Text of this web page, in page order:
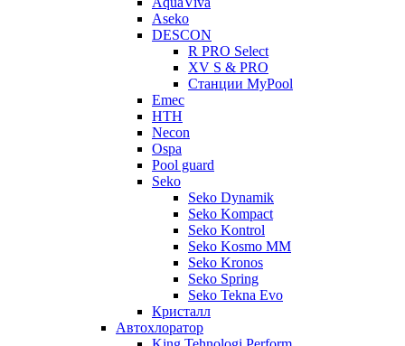
Aseko
DESCON
R PRO Select
XV S & PRO
Станции MyPool
Emec
HTH
Necon
Ospa
Pool guard
Seko
Seko Dynamik
Seko Kompact
Seko Kontrol
Seko Kosmo MM
Seko Kronos
Seko Spring
Seko Tekna Evo
Кристалл
Автохлоратор